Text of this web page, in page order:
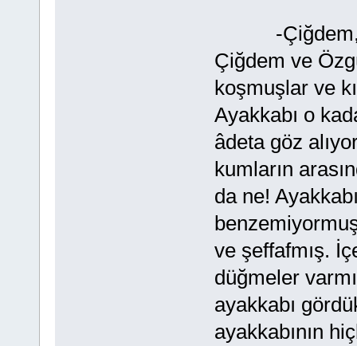
-Çiğdem,
Çiğdem ve
koşmuşlar ve
Ayakkabı o
âdeta göz
kumların
da ne!
ve şeffafmış.
düğmeler
ayakkabı
ayakkabının